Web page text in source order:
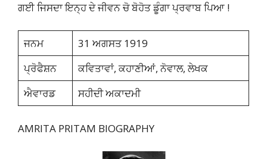
ਗਈ ਜਿਸਦਾ ਇਨ੍ਹ ਦੇ ਜੀਵਨ ਚੋ ਬੋਹੋਤ ਡੂੰਗਾ ਪ੍ਰਵਾਬ ਪਿਆ !
ਜਨਮ
31 ਅਗਸਤ 1919
ਪ੍ਰੋਫੈਸ਼ਨ
ਕਵਿਤਾਵਾਂ, ਕਹਾਣੀਆਂ, ਨੋਵਾਲ, ਲੇਖਕ
ਐਵਾਰਡ
ਸਹੀਦੀ ਅਕਾਦਮੀ
AMRITA PRITAM BIOGRAPHY